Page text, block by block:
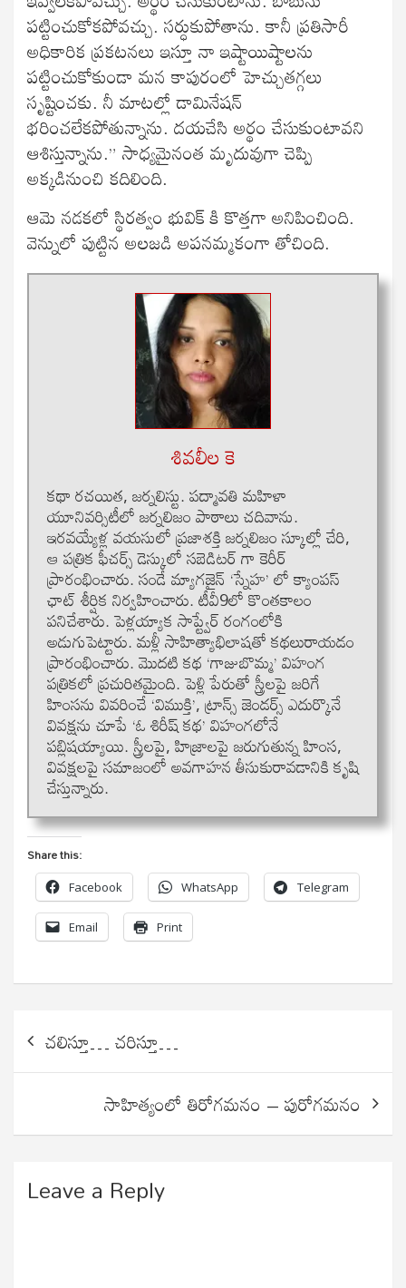
పట్టించుకోకపోవచ్చు. సర్ధుకుపోతాను. కానీ ప్రతిసారీ
అధికారిక ప్రకటనలు ఇస్తూ నా ఇష్టాయిష్టాలను
పట్టించుకోకుండా మన కాపురంలో హెచ్చుతగ్గలు
సృష్టించకు. నీ మాటల్లో డామినేషన్
భరించలేకపోతున్నాను. దయచేసి అర్థం చేసుకుంటావని
ఆశిస్తున్నాను.” సాధ్యమైనంత మృదువుగా చెప్పి
అక్కడినుంచి కదిలింది.
ఆమె నడకలో స్థిరత్వం భువిక్ కి కొత్తగా అనిపించింది.
వెన్నులో పుట్టిన అలజడి అపనమ్మకంగా తోచింది.
శివలీల కె
కథా రచయిత, జర్నలిస్టు. పద్మావతి మహిళా
యూనివర్సిటీలో జర్నలిజం పాఠాలు చదివాను.
ఇరవయ్యేళ్ల వయసులో ప్రజాశక్తి జర్నలిజం స్కూల్లో చేరి,
ఆ పత్రిక ఫీచర్స్ డెస్కులో సబెడిటర్ గా కెరీర్
ప్రారంభించారు. సండే మ్యాగజైన్ ‘స్నేహ’ లో క్యాంపస్
ఛాట్ శీర్షిక నిర్వహించారు. టీవీ9లో కొంతకాలం
పనిచేశారు. పెళ్లయ్యాక సాప్ట్వేర్ రంగంలోకి
అడుగుపెట్టారు. మళ్లీ సాహిత్యాభిలాషతో కథలురాయడం
ప్రారంభించారు. మొదటి కథ ‘గాజుబొమ్మ’ విహంగ
పత్రికలో ప్రచురితమైంది. పెళ్లి పేరుతో స్త్రీలపై జరిగే
హింసను వివరించే ‘విముక్తి’, ట్రాన్స్ జెండర్స్ ఎదుర్కొనే
వివక్షను చూపే ‘ఓ శిరీష్ కథ’ విహంగలోనే
పబ్లిషయ్యాయి. స్త్రీలపై, హిజ్రాలపై జరుగుతున్న హింస,
వివక్షలపై సమాజంలో అవగాహన తీసుకురావడానికి కృషి
చేస్తున్నారు.
Share this:
Facebook WhatsApp Telegram
Email Print
Post
navigation
చలిస్తూ… చరిస్తూ…
సాహిత్యంలో తిరోగమనం – పురోగమనం
Leave a Reply